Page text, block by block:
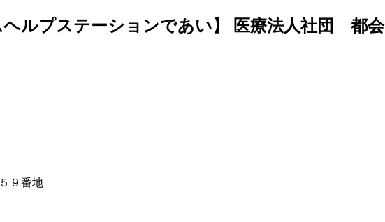
ルプステーションであい】 医療法人社団 都会
９番地